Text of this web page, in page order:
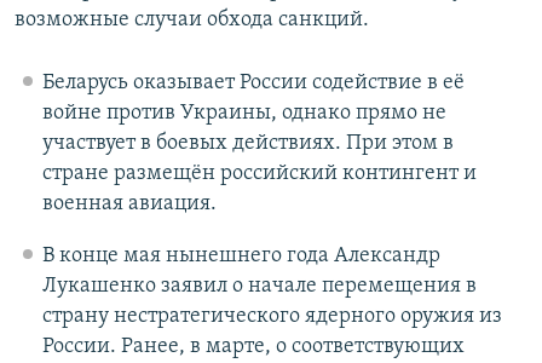
возможные случаи обхода санкций.
Беларусь оказывает России содействие в её
войне против Украины, однако прямо не
участвует в боевых действиях. При этом в
стране размещён российский контингент и
военная авиация.
В конце мая нынешнего года Александр
Лукашенко заявил о начале перемещения в
страну нестратегического ядерного оружия из
России. Ранее, в марте, о соответствующих